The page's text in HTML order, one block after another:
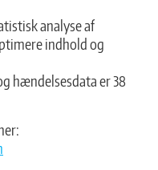
analyse af
indhold og
hændelsesdata er 38